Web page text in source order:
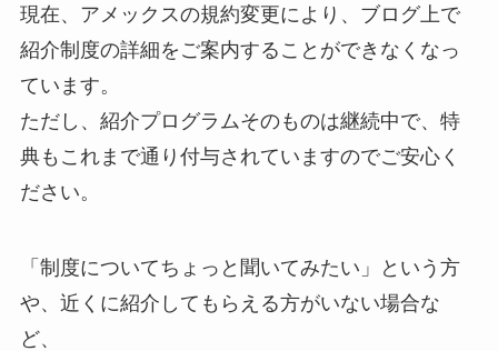
現在、アメックスの規約変更により、ブログ上で
紹介制度の詳細をご案内することができなくなっ
ています。
ただし、紹介プログラムそのものは継続中で、特
典もこれまで通り付与されていますのでご安心く
ださい。
「制度についてちょっと聞いてみたい」という方
や、近くに紹介してもらえる方がいない場合な
ど、